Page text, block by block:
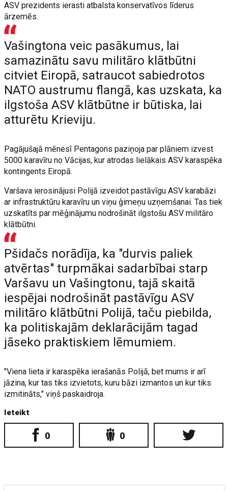
ASV prezidents ierasti atbalsta konservatīvos līderus
ārzemēs.
Vašingtona veic pasākumus, lai
samazinātu savu militāro klātbūtni
citviet Eiropā, satraucot sabiedrotos
NATO austrumu flangā, kas uzskata, ka
ilgstoša ASV klātbūtne ir būtiska, lai
atturētu Krieviju.
Pagājušajā mēnesī Pentagons paziņoja par plāniem izvest
5000 karavīru no Vācijas, kur atrodas lielākais ASV karaspēka
kontingents Eiropā.
Varšava ierosinājusi Polijā izveidot pastāvīgu ASV karabāzi
ar infrastruktūru karavīru un viņu ģimeņu uzņemšanai. Tas tiek
uzskatīts par mēģinājumu nodrošināt ilgstošu ASV militāro
klātbūtni.
Pšidačs norādīja, ka "durvis paliek
atvērtas" turpmākai sadarbībai starp
Varšavu un Vašingtonu, tajā skaitā
iespējai nodrošināt pastāvīgu ASV
militāro klātbūtni Polijā, taču piebilda,
ka politiskajām deklarācijām tagad
jāseko praktiskiem lēmumiem.
"Viena lieta ir karaspēka ierašanās Polijā, bet mums ir arī
jāzina, kur tas tiks izvietots, kuru bāzi izmantos un kur tiks
izmitināts," viņš paskaidroja.
Ieteikt
0 0